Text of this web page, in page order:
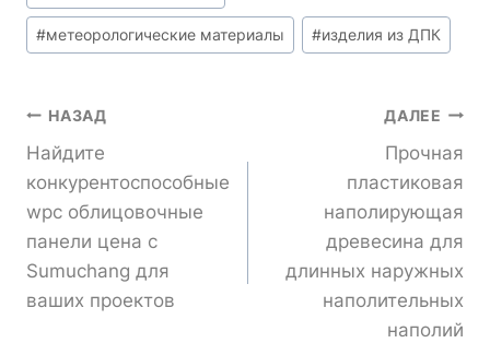
#метеорологические материалы #изделия из ДПК
Навигация
По
Записям
НАЗАД
Найдите
конкурентоспособные
wpc облицовочные
панели цена с
Sumuchang для
ваших проектов
ДАЛЕЕ
Прочная
пластиковая
наполирующая
древесина для
длинных наружных
наполительных
наполий